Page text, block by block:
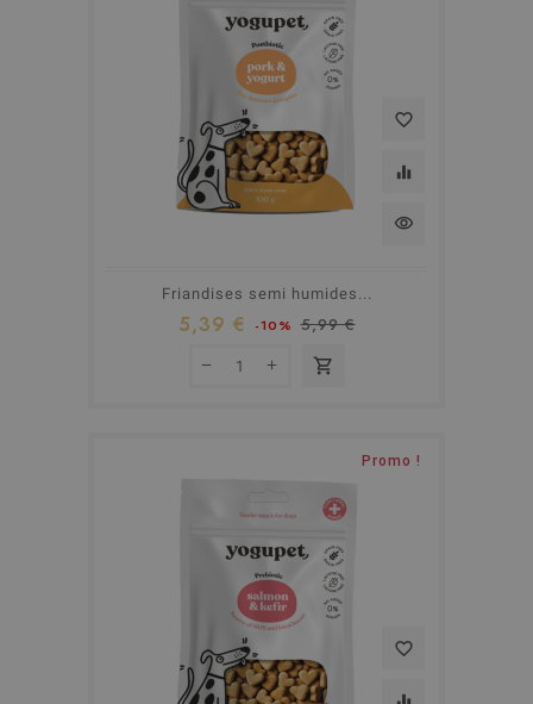
favorite_border
equalizer
visibility
Friandises semi humides...
5,39 € -10% 5,99 €
shopping_cart
Promo !
favorite_border